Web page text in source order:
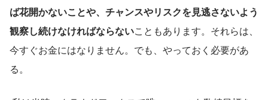
ば花開かないことや、チャンスやリスクを見逃さないよう
観察し続けなければならないこともあります。それらは、
今すぐお金にはなりません。でも、やっておく必要があ
る。